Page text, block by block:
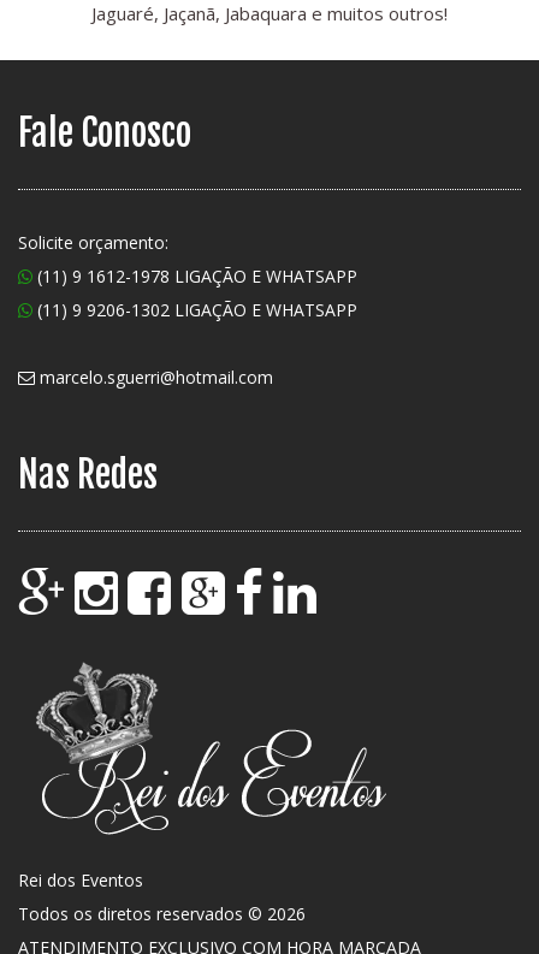
Jaguaré, Jaçanã, Jabaquara e muitos outros!
Fale Conosco
Solicite orçamento:
(11) 9 1612-1978 LIGAÇÃO E WHATSAPP
(11) 9 9206-1302 LIGAÇÃO E WHATSAPP
marcelo.sguerri@hotmail.com
Nas Redes
Rei dos Eventos
Todos os diretos reservados © 2026
ATENDIMENTO EXCLUSIVO COM HORA MARCADA